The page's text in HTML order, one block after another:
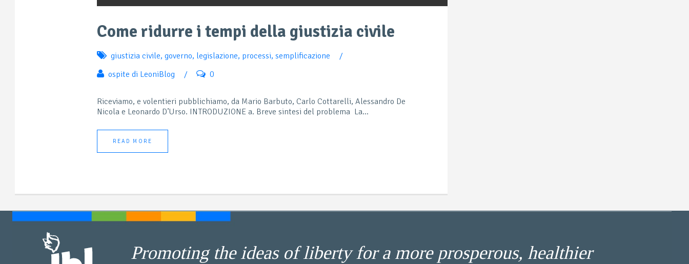
Come ridurre i tempi della giustizia civile
giustizia civile, governo, legislazione, processi, semplificazione
/
ospite di LeoniBlog
/ 0
Riceviamo, e volentieri pubblichiamo, da Mario Barbuto, Carlo Cottarelli, Alessandro De
Nicola e Leonardo D’Urso. INTRODUZIONE a. Breve sintesi del problema La...
READ MORE
Promoting the ideas of liberty for a more prosperous, healthier